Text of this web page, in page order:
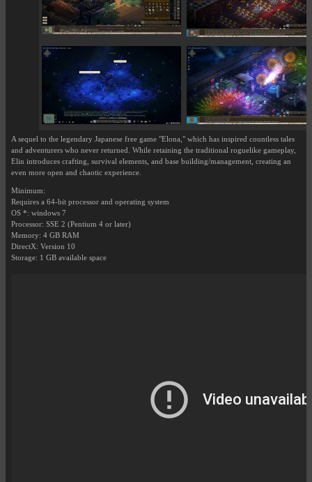
A sequel to the legendary Japanese free game "Elona," which has inspired countless tales
and adventurers who never returned. While retaining the traditional roguelike gameplay,
Elin introduces crafting, survival elements, and base building/management, creating an
even more open and chaotic experience.
Minimum:
Requires a 64-bit processor and operating system
OS *: windows 7
Processor: SSE 2 (Pentium 4 or later)
Memory: 4 GB RAM
DirectX: Version 10
Storage: 1 GB available space